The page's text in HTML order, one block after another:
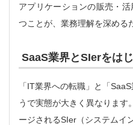
アプリケーションの販売・
つことが、業務理解を深める
SaaS業界とSIerをは
「IT業界への転職」と「
うで実態が大きく異なります
ージされるSIer（システムイ